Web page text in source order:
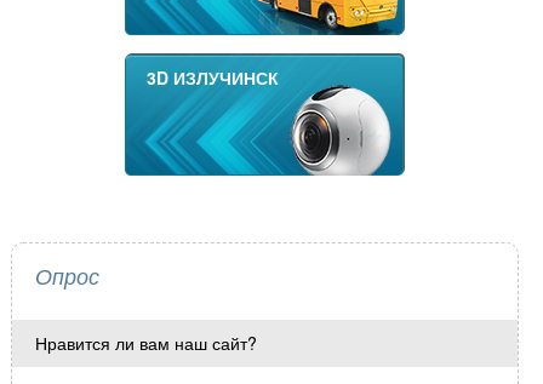
3D ИЗЛУЧИНСК
Опрос
Нравится ли вам наш сайт?